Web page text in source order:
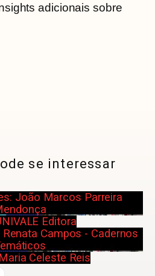
adicionais sobre
se interessar
João Marcos Parreira
Editora
Campos - Cadernos
Celeste Reis